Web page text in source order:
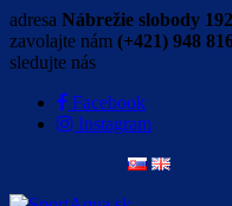
adresa Nábrežie slobody
zavolajte nám (+421) 948
sledujte nás
Facebook
Instagram